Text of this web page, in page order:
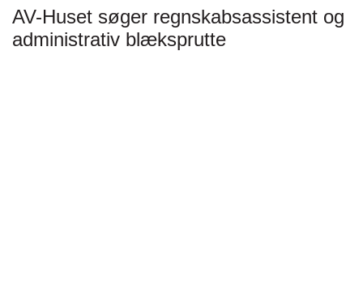
AV-Huset søger regnskabsassistent og
administrativ blæksprutte